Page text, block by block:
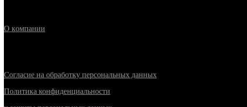
О компании
Согласие на обработку персональных данных
Политика конфиденциальности